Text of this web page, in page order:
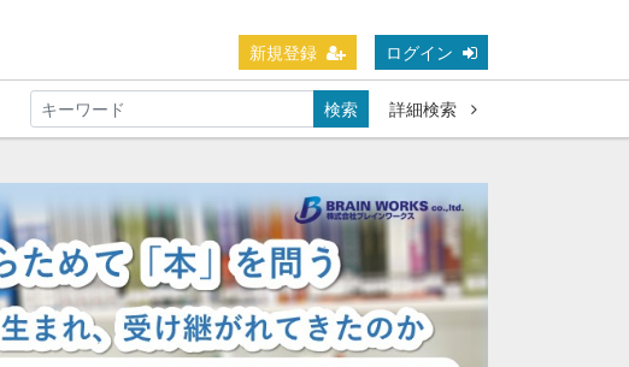
新規登録 ログイン
検索 詳細検索